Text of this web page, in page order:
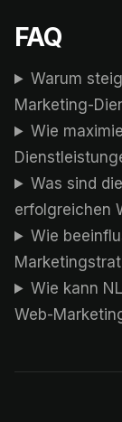
FAQ
Warum
Marketing-
Wie
Was sind
erfolgreichen
Wie
Wie kann
Web-